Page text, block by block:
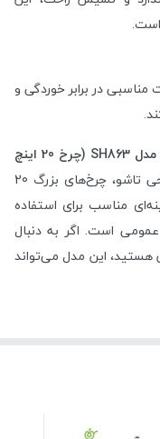
است.
مناسبی در برابر خوردگی و
ویلچر آلومینیومی تاپ مدیک TOP MEDIC مدل SH863 (چرخ 20 اینچ
با فریم آلومینیومی، طراحی تاشو، چرخ‌های بزرگ 20
مناسب برای استفاده
عمومی است. اگر به دنبال
هستید، این مدل می‌تواند